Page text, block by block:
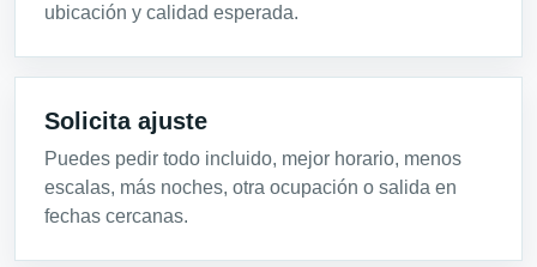
ubicación y calidad esperada.
Solicita ajuste
Puedes pedir todo incluido, mejor horario, menos
escalas, más noches, otra ocupación o salida en
fechas cercanas.